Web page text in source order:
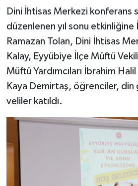
Dini İhtisas Merkezi konferans
düzenlenen yıl sonu etkinliğine
Ramazan Tolan, Dini İhtisas
Kalay, Eyyübiye İlçe Müftü Vekili
Müftü Yardımcıları İbrahim
Kaya Demirtaş, öğrenciler, din
veliler katıldı.